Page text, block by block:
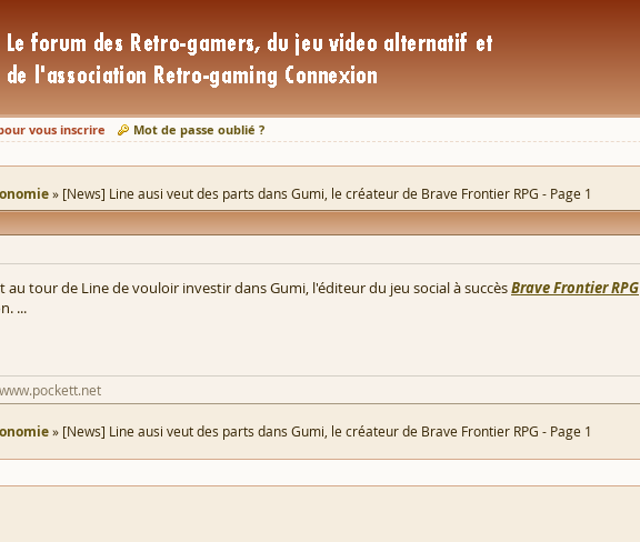
vous inscrire
Mot de passe oublié ?
[News] Line ausi veut des parts dans Gumi, le créateur de Brave Frontier RPG - Page 1
au tour de Line de vouloir investir dans Gumi, l'éditeur du jeu social à succèsBrave Frontier RPG
...
[News] Line ausi veut des parts dans Gumi, le créateur de Brave Frontier RPG - Page 1